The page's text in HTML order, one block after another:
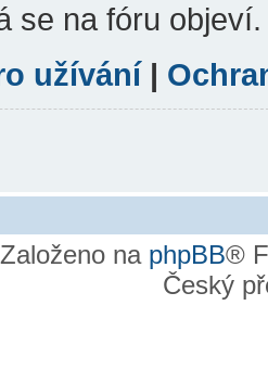
se na fóru objeví.
užívání |
Založeno na phpBB®
Český